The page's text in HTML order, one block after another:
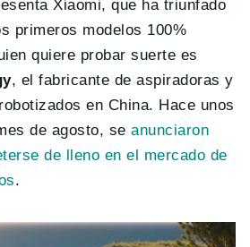
Xiaomi, que ha triunfado
primeros modelos 100%
quiere probar suerte es
, el fabricante de aspiradoras y
en China. Hace unos
de agosto, seanunciaron
de lleno en el mercado de
.